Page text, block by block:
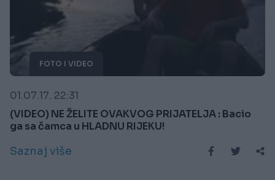
FOTO I VIDEO
01.07.17. 22:31
(VIDEO) NE ŽELITE OVAKVOG PRIJATELJA : Bacio
ga sa čamca u HLADNU RIJEKU!
Saznaj više